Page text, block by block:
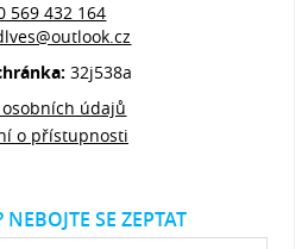
569 432 164
32j538a
údajů
o přístupnosti
SE ZEPTAT